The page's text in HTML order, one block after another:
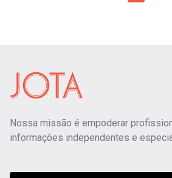
Nossa missão é empoderar
informações independentes e